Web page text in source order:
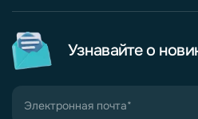
Узнавайте о